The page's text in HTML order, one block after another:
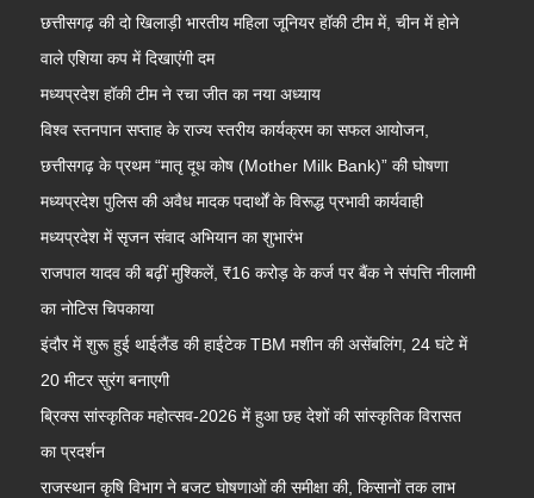
छत्तीसगढ़ की दो खिलाड़ी भारतीय महिला जूनियर हॉकी टीम में, चीन में होने
वाले एशिया कप में दिखाएंगी दम
मध्यप्रदेश हॉकी टीम ने रचा जीत का नया अध्याय
विश्व स्तनपान सप्ताह के राज्य स्तरीय कार्यक्रम का सफल आयोजन,
छत्तीसगढ़ के प्रथम “मातृ दूध कोष (Mother Milk Bank)” की घोषणा
मध्यप्रदेश पुलिस की अवैध मादक पदार्थों के विरूद्ध प्रभावी कार्यवाही
मध्यप्रदेश में सृजन संवाद अभियान का शुभारंभ
राजपाल यादव की बढ़ीं मुश्किलें, ₹16 करोड़ के कर्ज पर बैंक ने संपत्ति नीलामी
का नोटिस चिपकाया
इंदौर में शुरू हुई थाईलैंड की हाईटेक TBM मशीन की असेंबलिंग, 24 घंटे में
20 मीटर सुरंग बनाएगी
ब्रिक्स सांस्कृतिक महोत्सव-2026 में हुआ छह देशों की सांस्कृतिक विरासत
का प्रदर्शन
राजस्थान कृषि विभाग ने बजट घोषणाओं की समीक्षा की, किसानों तक लाभ